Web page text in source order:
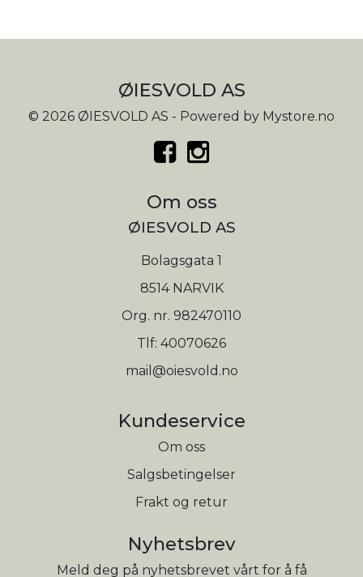
ØIESVOLD AS
© 2026 ØIESVOLD AS - Powered by Mystore.no
Om oss
ØIESVOLD AS
Bolagsgata 1
8514 NARVIK
Org. nr. 982470110
Tlf: 40070626
mail@oiesvold.no
Kundeservice
Om oss
Salgsbetingelser
Frakt og retur
Nyhetsbrev
Meld deg på nyhetsbrevet vårt for å få